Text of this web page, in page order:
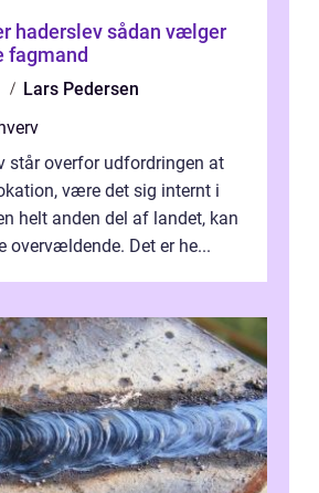
sådan vælger
fagmand
Lars Pedersen
står overfor udfordringen at
være det sig internt i
helt anden del af landet, kan
overvældende. Det er he...